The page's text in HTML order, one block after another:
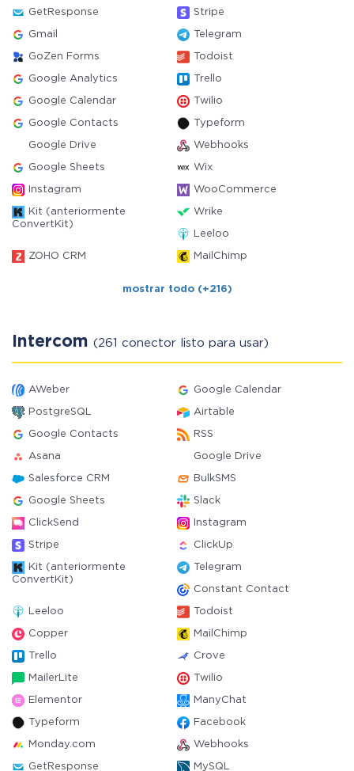
GetResponse Stripe
Gmail Telegram
GoZen Forms Todoist
Google Analytics Trello
Google Calendar Twilio
Google Contacts Typeform
Google Drive Webhooks
Google Sheets Wix
Instagram WooCommerce
Kit (anteriormente
ConvertKit)
Wrike
Leeloo
ZOHO CRM MailChimp
mostrar todo (+216)
Intercom (261 conector listo para usar)
AWeber Google Calendar
PostgreSQL Airtable
Google Contacts RSS
Asana Google Drive
Salesforce CRM BulkSMS
Google Sheets Slack
ClickSend Instagram
Stripe ClickUp
Kit (anteriormente
ConvertKit)
Telegram
Constant Contact
Leeloo Todoist
Copper MailChimp
Trello Crove
MailerLite Twilio
Elementor ManyChat
Typeform Facebook
Monday.com Webhooks
GetResponse MySQL